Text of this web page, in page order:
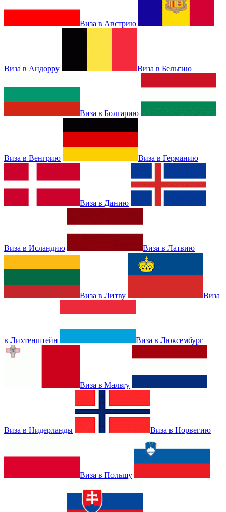
Виза в Австрию
Виза в Андорру Виза в Бельгию
Виза в Болгарию
Виза в Венгрию Виза в Германию
Виза в Данию
Виза в Исландию Виза в Латвию
Виза в Литву Виза
в Лихтенштейн Виза в Люксембург
Виза в Мальту
Виза в Нидерланды Виза в Норвегию
Виза в Польшу